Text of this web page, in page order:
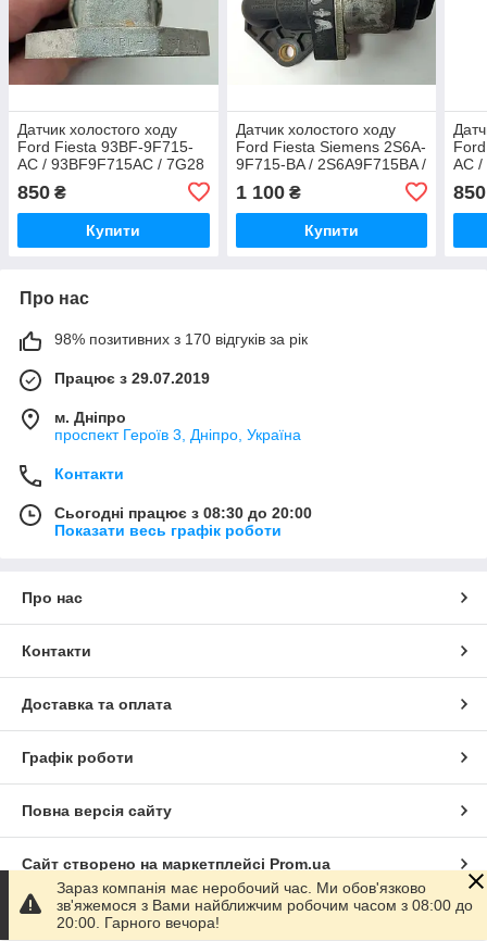
Датчик холостого ходу
Ford Fiesta 93BF-9F715-
AC / 93BF9F715AC / 7G28
850 ₴
Купити
Датчик холостого ходу
Ford Fiesta Siemens 2S6A-
9F715-BA / 2S6A9F715BA /
S108747003
1 100₴
Купити
AC /
850
Про нас
98% позитивних з 170 відгуків за рік
Працює з 29.07.2019
м. Дніпро
проспект Героїв 3, Дніпро, Україна
Контакти
Сьогодні працює з 08:30 до 20:00
Показати весь графік роботи
Про нас
Контакти
Доставка та оплата
Графік роботи
Повна версія сайту
Сайт створено на маркетплейсі Prom.ua
Політика конфіденційності
Зараз компанія має неробочий час. Ми обов'язково
зв'яжемося з Вами найближчим робочим часом з 08:00 до
20:00. Гарного вечора!